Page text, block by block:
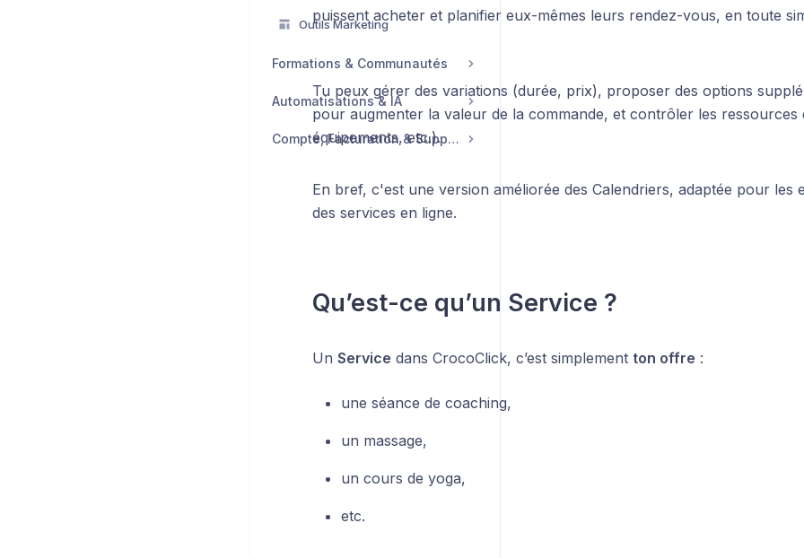
Outils Marketing
Formations & Communautés
Automatisations & IA
Compte, Facturation & Support
puissent acheter et planifier eux-mêmes leurs rendez-vous, en toute
Tu peux gérer des variations (durée, prix), proposer des options
pour augmenter la valeur de la commande, et contrôler les ressources
équipements, etc.).
En bref, c'est une version améliorée des Calendriers, adaptée pour les
des services en ligne.
Qu’est-ce qu’un Service ?
Un Service dans CrocoClick, c’est simplement ton offre :
une séance de coaching,
un massage,
un cours de yoga,
etc.